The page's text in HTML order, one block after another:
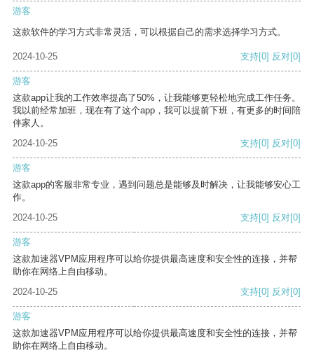
游客
这款软件的学习方式非常灵活，可以根据自己的需求选择学习方式。
2024-10-25 支持[0] 反对[0]
游客
这款app让我的工作效率提高了50%，让我能够更轻松地完成工作任务。
我以前经常加班，现在有了这个app，我可以提前下班，有更多的时间陪
伴家人。
2024-10-25
支持[0] 反对[0]
游客
这款app的客服非常专业，遇到问题总是能够及时解决，让我能够安心工
作。
2024-10-25
支持[0] 反对[0]
游客
这款加速器VPM应用程序可以给你提供最高速度和安全性的连接，并帮
助你在网络上自由移动。
2024-10-25
支持[0] 反对[0]
游客
这款加速器VPM应用程序可以给你提供最高速度和安全性的连接，并帮
助你在网络上自由移动。